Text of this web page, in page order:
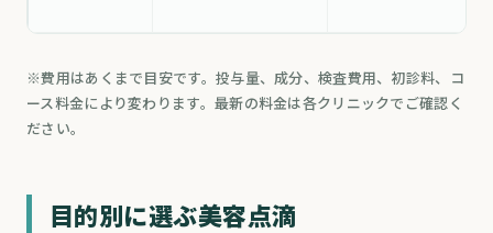
※費用はあくまで目安です。投与量、成分、検査費用、初診料、コ
ース料金により変わります。最新の料金は各クリニックでご確認く
ださい。
目的別に選ぶ美容点滴